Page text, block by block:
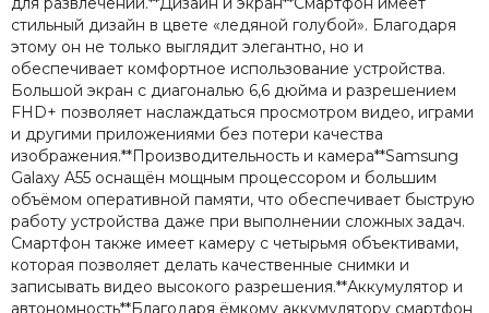
стильный дизайн в цвете «ледяной голубой». Благодаря
этому он не только выглядит элегантно, но и
обеспечивает комфортное использование устройства.
Большой экран с диагональю 6,6 дюйма и разрешением
FHD+ позволяет наслаждаться просмотром видео, играми
и другими приложениями без потери качества
изображения.**Производительность и камера**Samsung
Galaxy A55 оснащён мощным процессором и большим
объёмом оперативной памяти, что обеспечивает быструю
работу устройства даже при выполнении сложных задач.
Смартфон также имеет камеру с четырьмя объективами,
которая позволяет делать качественные снимки и
записывать видео высокого разрешения.**Аккумулятор и
автономность**Благодаря ёмкому аккумулятору смартфон